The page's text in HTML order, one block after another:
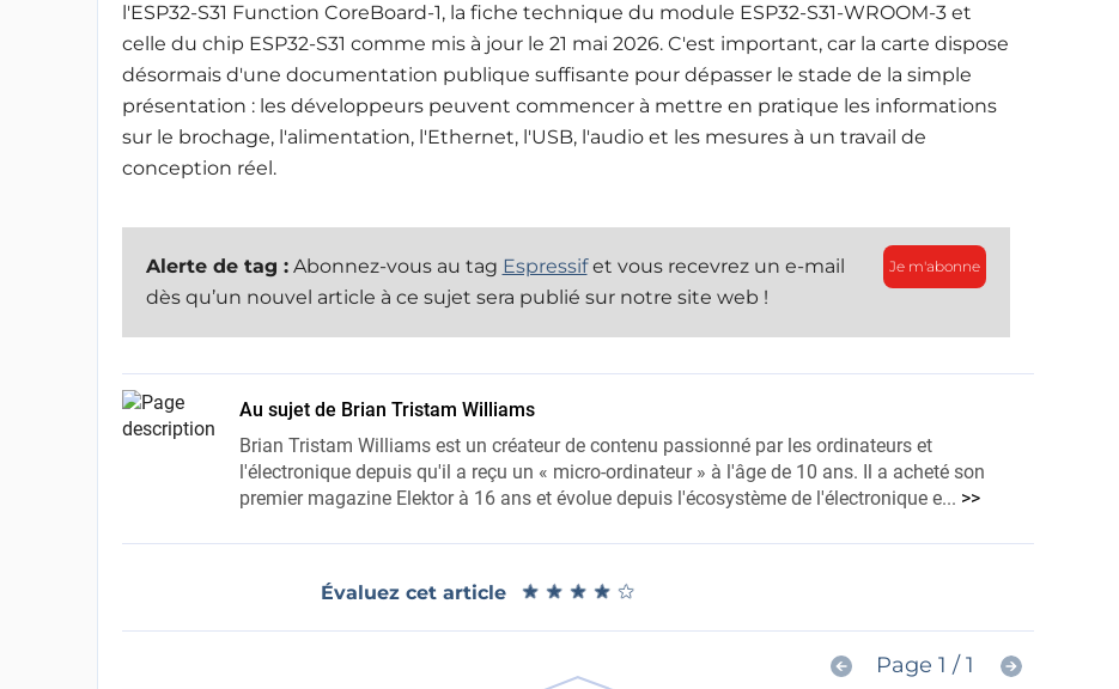
l'ESP32-S31 Function CoreBoard-1, la fiche technique du module ESP32-S31-WROOM-3 et
celle du chip ESP32-S31 comme mis à jour le 21 mai 2026. C'est important, car la carte dispose
désormais d'une documentation publique suffisante pour dépasser le stade de la simple
présentation : les développeurs peuvent commencer à mettre en pratique les informations
sur le brochage, l'alimentation, l'Ethernet, l'USB, l'audio et les mesures à un travail de
conception réel.
Je m'abonne
Alerte de tag :Abonnez-vous au tag Espressifet vous recevrez un e-mail
dès qu’un nouvel article à ce sujet sera publié sur notre site web !
Au sujet de Brian Tristam Williams
Brian Tristam Williams est un créateur de contenu passionné par les ordinateurs et
l'électronique depuis qu'il a reçu un « micro-ordinateur » à l'âge de 10 ans. Il a acheté son
premier magazine Elektor à 16 ans et évolue depuis l'écosystème de l'électronique e... >>
Évaluez cet article ★ ★ ★ ★ ★
★ ★ ★ ★ ★
Page 1 / 1